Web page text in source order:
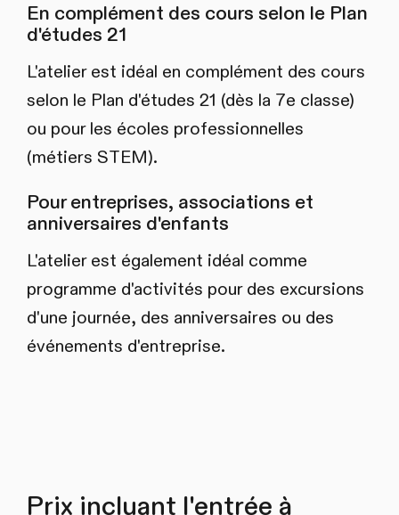
En complément des cours selon le Plan
d'études 21
L'atelier est idéal en complément des cours
selon le Plan d'études 21 (dès la 7e classe)
ou pour les écoles professionnelles
(métiers STEM).
Pour entreprises, associations et
anniversaires d'enfants
L'atelier est également idéal comme
programme d'activités pour des excursions
d'une journée, des anniversaires ou des
événements d'entreprise.
Prix incluant l'entrée à